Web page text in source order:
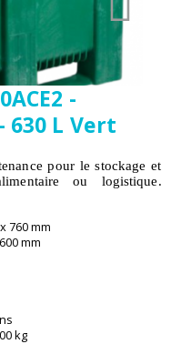
-
630 L Vert
pour le stockage et
ou logistique.
760 mm
mm
kg